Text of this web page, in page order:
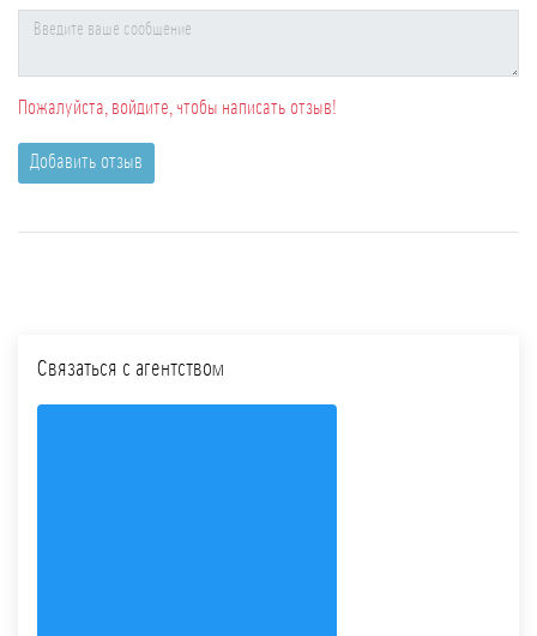
Пожалуйста, войдите, чтобы написать отзыв!
Добавить отзыв
Связаться с агентством